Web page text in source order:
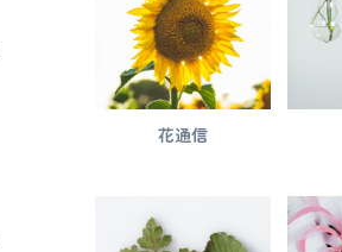
花通信